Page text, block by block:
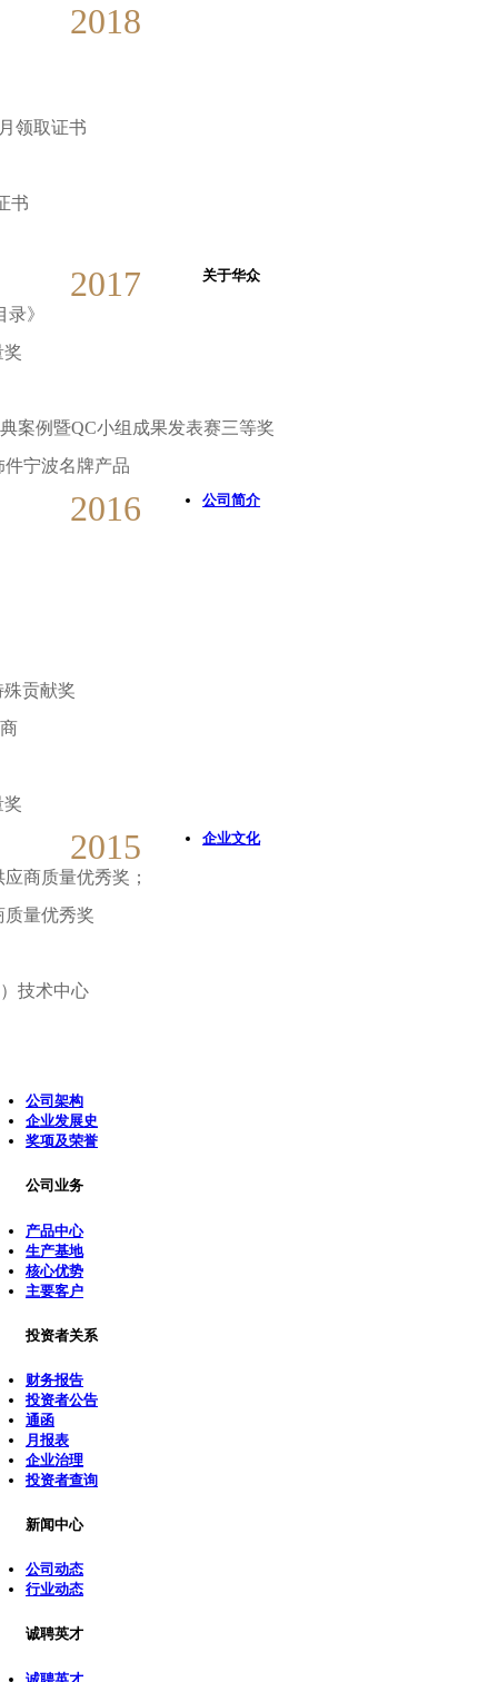
2018
领取证书
书
2017
》
奖
案例暨QC小组成果发表赛三等奖
件宁波名牌产品
2016
殊贡献奖
奖
2015
商质量优秀奖；
质量优秀奖
技术中心
关于华众
公司简介
企业文化
公司架构
企业发展史
奖项及荣誉
公司业务
产品中心
生产基地
核心优势
主要客户
投资者关系
财务报告
投资者公告
通函
月报表
企业治理
投资者查询
新闻中心
公司动态
行业动态
诚聘英才